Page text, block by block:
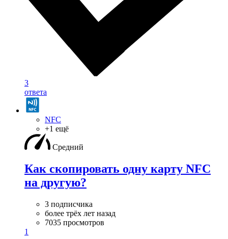
3
ответа
NFC
+1 ещё
Средний
Как скопировать одну карту NFC
на другую?
3 подписчика
более трёх лет назад
7035 просмотров
1